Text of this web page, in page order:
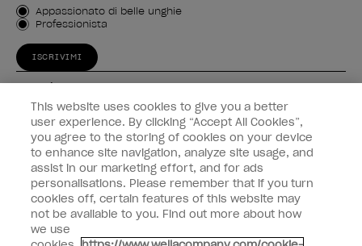
Tipo di cliente
Appassionato di belle unghie
Professionista
ISCRIVIMI
Esperienza
Collegati
Informazioni sul cliente
This website uses cookies to give you a better
user experience. By clicking “Accept All Cookies”,
you agree to the storing of cookies on your device
to enhance site navigation, analyze site usage, and
assist in our marketing effort, and for ads
personalisations. Please remember that if you turn
cookies off, certain features of this website may
not be available to you. Find out more about how
we use